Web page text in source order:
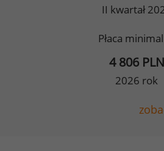
II kwartał
Płaca
4 806 PLN
2026 rok